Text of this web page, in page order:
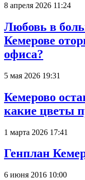
8 апреля 2026 11:24
Любовь в
Кемерове
офиса?
5 мая 2026 19:31
Кемерово
какие цветы
1 марта 2026 17:41
Генплан
6 июня 2016 10:00